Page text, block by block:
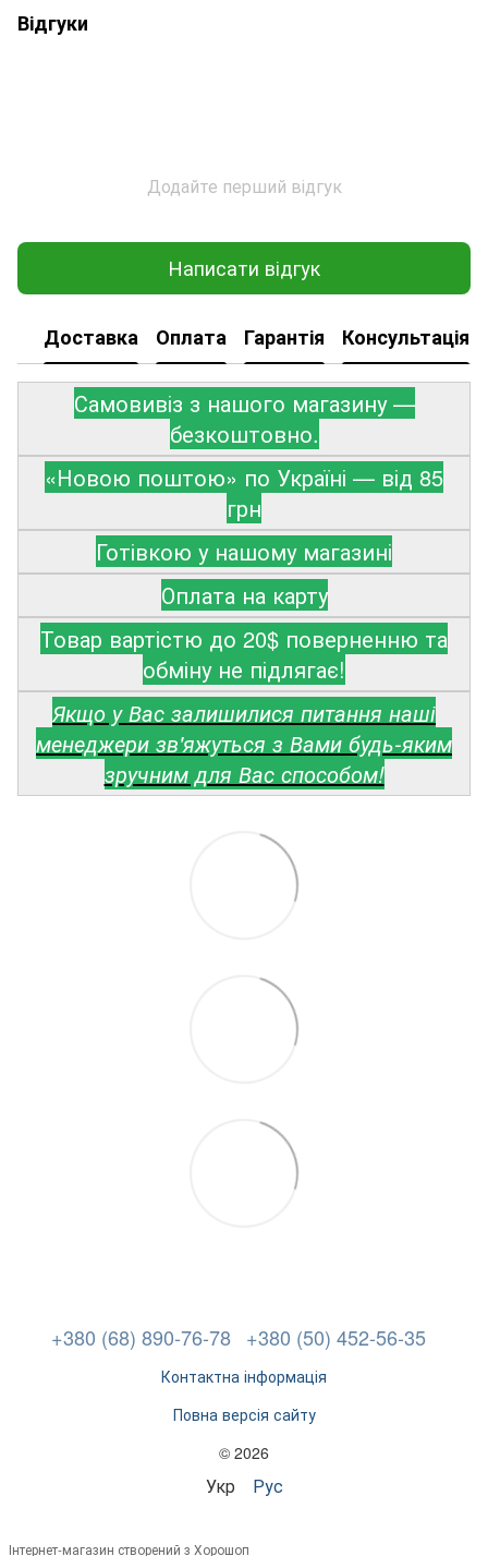
Відгуки
Додайте перший відгук
Написати відгук
Доставка Оплата Гарантія Консультація
Самовивіз з нашого магазину —
безкоштовно.
«Новою поштою» по Україні — від 85
грн
Готівкою у нашому магазині
Оплата на карту
Товар вартістю до 20$ поверненню та
обміну не підлягає!
Якщо у Вас залишилися питання наші
менеджери зв'яжуться з Вами будь-яким
зручним для Вас способом!
+380 (68) 890-76-78 +380 (50) 452-56-35
Контактна інформація
Повна версія сайту
© 2026
Укр Рус
Інтернет-магазин створений з Хорошоп